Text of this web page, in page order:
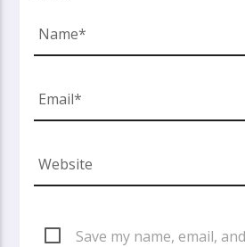
Save my name, email,